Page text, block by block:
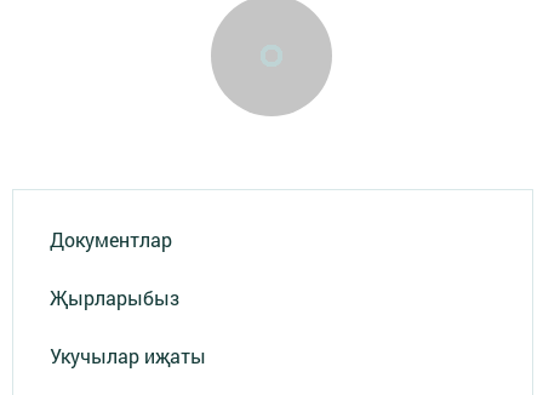
Документлар
Җырларыбыз
Укучылар иҗаты